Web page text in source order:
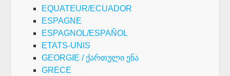
EQUATEUR/ECUADOR
ESPAGNE
ESPAGNOL/ESPAÑOL
ETATS-UNIS
GEORGIE / ქართული ენა
GRECE